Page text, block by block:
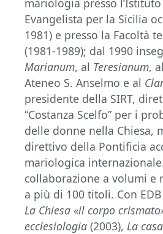
mariologia presso
Evangelista per la Sicilia
1981) e presso la Facoltà
(1981-1989); dal 1990
Marianum, al Teresianum,
Ateneo S. Anselmo e al
presidente della SIRT,
“Costanza Scelfo” per i
delle donne nella Chiesa,
direttivo della Pontificia
mariologica
collaborazione a volumi e
a più di 100 titoli. Con
La Chiesa «il corpo
ecclesiologia (2003), La